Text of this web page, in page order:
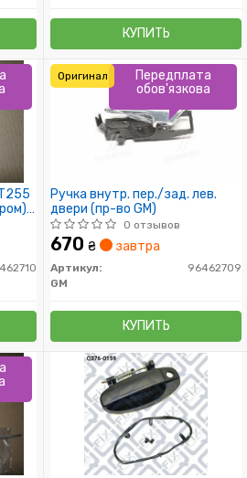
КУПИТЬ
Ручка внутр. пер./зад. лев.
двери (пр-во GM)
0 отзывов
670 ₴ завтра
Артикул:
96462709
GM
КУПИТЬ
Передплата
обов'язкова
Оригинал